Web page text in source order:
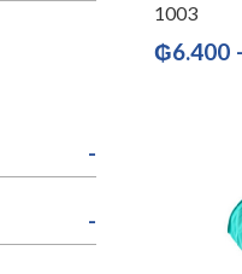
-
-
1003
₲6.400